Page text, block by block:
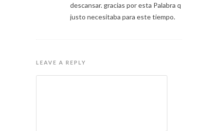
descansar. gracias por esta Palabra q
justo necesitaba para este tiempo.
LEAVE A REPLY